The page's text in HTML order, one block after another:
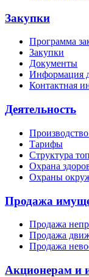
Закупки
Программа
Закупки
Документы
Информация
Контактная
Деятельность
Тарифы
Структура
Охрана
Охраны
Продажа
Продажа
Продажа
Продажа
Акционерам и